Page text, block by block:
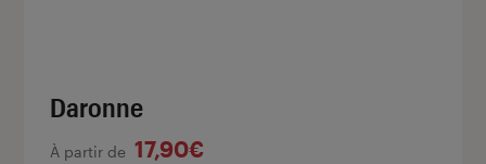
Daronne
À partir de 17,90€